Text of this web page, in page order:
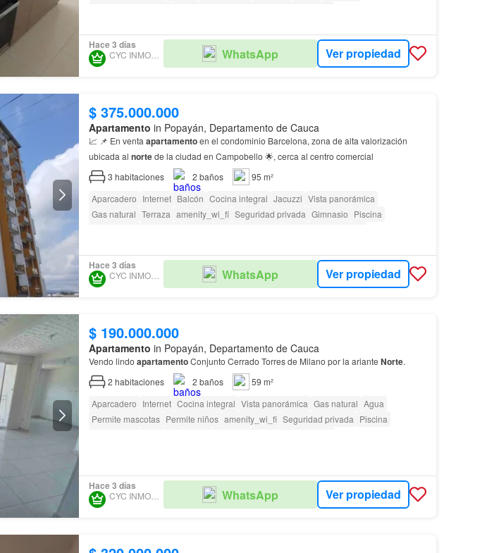
Hace 3 días
CYC INMOBILIARIA WhatsApp Ver propiedad
$ 375.000.000
Apartamento in Popayán, Departamento de Cauca
📈 📌 En venta apartamentoen el condominio Barcelona, zona de alta valorización
ubicada al nortede la ciudad en Campobello 🌟, cerca al centro comercial
3 habitaciones 2 baños
95 m²
Aparcadero Internet Balcón Cocina integral Jacuzzi Vista panorámica
Gas natural Terraza amenity_wi_fi Seguridad privada Gimnasio Piscina
Hace 3 días
CYC INMOBILIARIA WhatsApp Ver propiedad
$ 190.000.000
Apartamento in Popayán, Departamento de Cauca
Vendo lindo apartamento Conjunto Cerrado Torres de Milano por la ariante Norte.
2 habitaciones 2 baños
59 m²
Aparcadero Internet Cocina integral Vista panorámica Gas natural Agua
Permite mascotas Permite niños amenity_wi_fi Seguridad privada Piscina
Hace 3 días
CYC INMOBILIARIA WhatsApp Ver propiedad